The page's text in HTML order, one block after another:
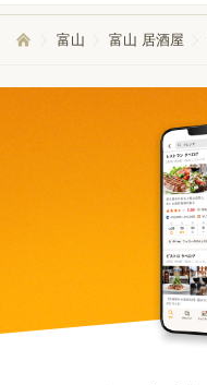
富山 富山 居酒屋